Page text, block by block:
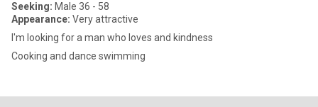
Seeking: Male 36 - 58
Appearance: Very attractive
I'm looking for a man who loves and kindness
Cooking and dance swimming